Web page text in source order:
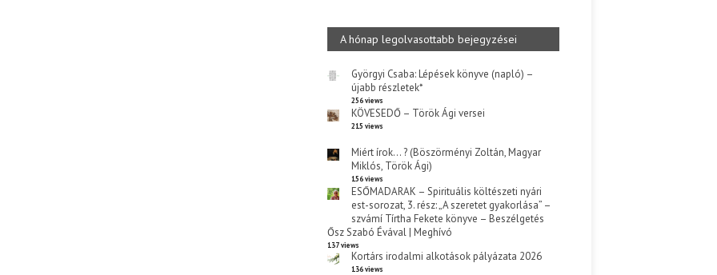
A hónap legolvasottabb bejegyzései
Györgyi Csaba: Lépések könyve (napló) –
újabb részletek*
256 views
KÖVESEDŐ – Török Ági versei
215 views
Miért írok… ? (Böszörményi Zoltán, Magyar
Miklós, Török Ági)
156 views
ESŐMADARAK – Spirituális költészeti nyári
est-sorozat, 3. rész: „A szeretet gyakorlása” –
szvámí Tírtha Fekete könyve – Beszélgetés
Ősz Szabó Évával | Meghívó
137 views
Kortárs irodalmi alkotások pályázata 2026
136 views